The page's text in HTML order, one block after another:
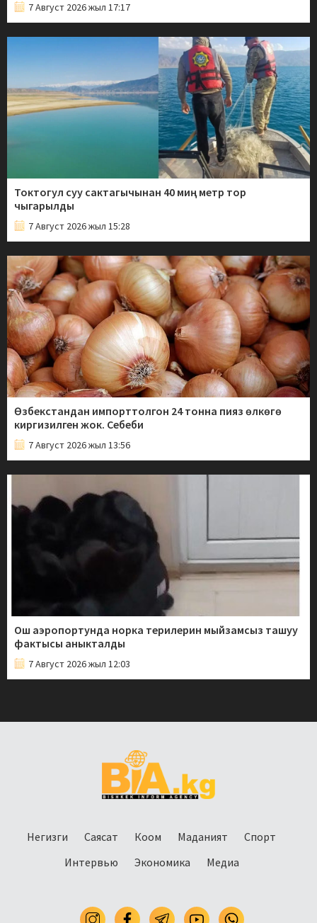
7 Август 2026 жыл 17:17
Токтогул суу сактагычынан 40 миң метр тор
чыгарылды
7 Август 2026 жыл 15:28
Өзбекстандан импорттолгон 24 тонна пияз өлкөгө
киргизилген жок. Себеби
7 Август 2026 жыл 13:56
Ош аэропортунда норка терилерин мыйзамсыз ташуу
фактысы аныкталды
7 Август 2026 жыл 12:03
Негизги Саясат Коом Маданият
Спорт
Интервью
Экономика Медиа